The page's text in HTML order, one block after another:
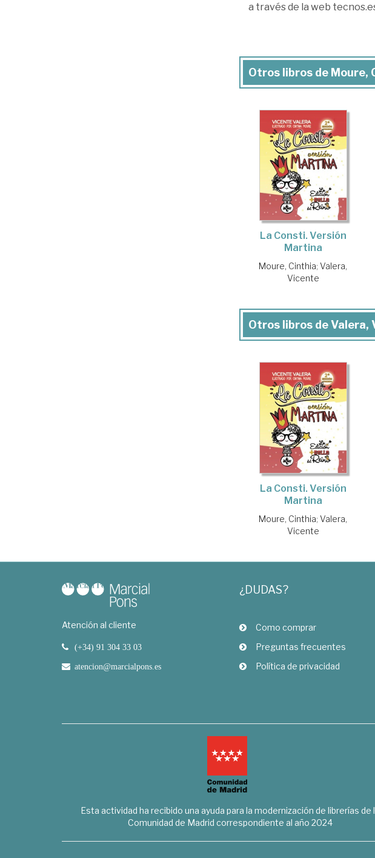
a través de la web
Otros libros de Moure,
La Consti. Versión
Martina
Moure, Cinthia;Valera,
Vicente
Otros libros de Valera,
La Consti. Versión
Martina
Moure, Cinthia;Valera,
Vicente
Atención al cliente
(+34) 91 304 33 03
atencion@marcialpons.es
¿DUDAS?
Como comprar
Preguntas frecuentes
Política de privacidad
Esta actividad ha recibido una ayuda para la modernización de librerías de
Comunidad de Madrid correspondiente al año 2024